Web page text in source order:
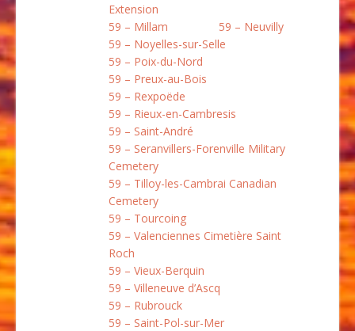
Extension
59 – Millam
59 – Neuvilly
59 – Noyelles-sur-Selle
59 – Poix-du-Nord
59 – Preux-au-Bois
59 – Rexpoëde
59 – Rieux-en-Cambresis
59 – Saint-André
59 – Seranvillers-Forenville Military
Cemetery
59 – Tilloy-les-Cambrai Canadian
Cemetery
59 – Tourcoing
59 – Valenciennes Cimetière Saint
Roch
59 – Vieux-Berquin
59 – Villeneuve d’Ascq
59 – Rubrouck
59 – Saint-Pol-sur-Mer